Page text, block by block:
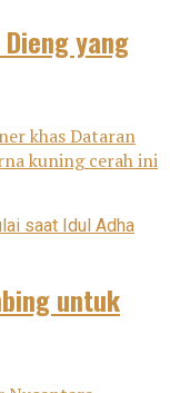
yang
khas Dataran
kuning cerah ini
untuk